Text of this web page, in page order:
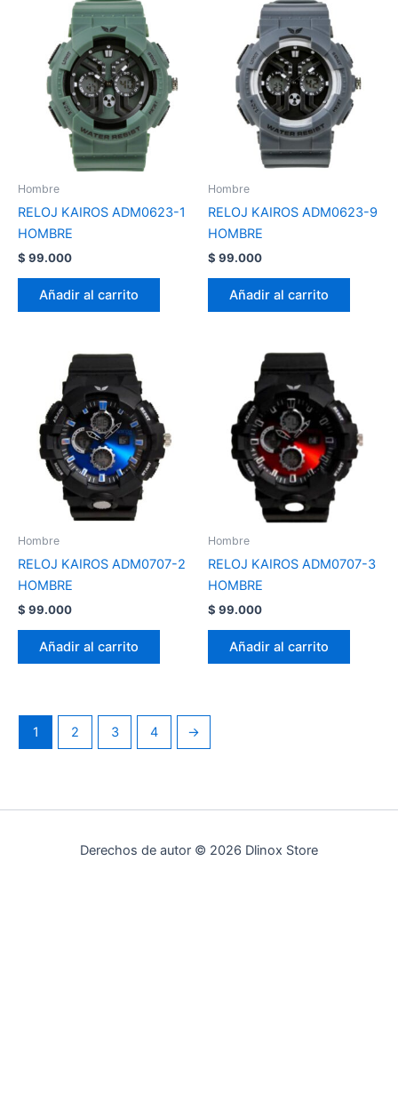
Hombre
RELOJ KAIROS ADM0623-1
HOMBRE
$ 99.000
Añadir al carrito
Hombre
RELOJ KAIROS ADM0623-9
HOMBRE
$ 99.000
Añadir al carrito
Hombre
RELOJ KAIROS ADM0707-2
HOMBRE
$ 99.000
Añadir al carrito
Hombre
RELOJ KAIROS ADM0707-3
HOMBRE
$ 99.000
Añadir al carrito
1 2 3 4 →
Derechos de autor © 2026 Dlinox Store